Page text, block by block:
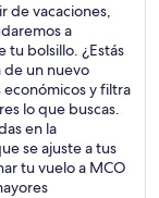
de vacaciones,
a
tu bolsillo. ¿Estás
de un nuevo
y filtra
lo que buscas.
en la
se ajuste a tus
tu vuelo a MCO